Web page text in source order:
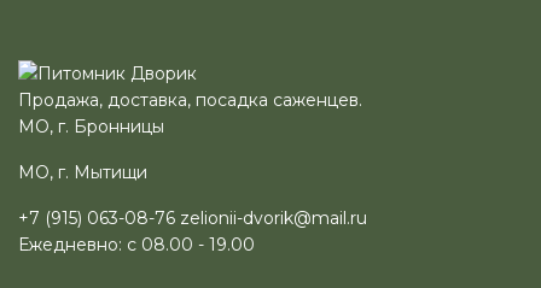
Продажа, доставка, посадка саженцев.
МО, г. Бронницы
МО, г. Мытищи
+7 (915) 063-08-76 zelionii-dvorik@mail.ru
Ежедневно: с 08.00 - 19.00